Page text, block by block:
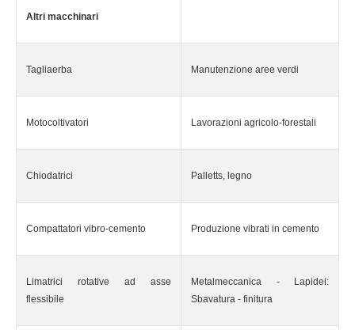
Altri macchinari
Tagliaerba Manutenzione aree verdi
Motocoltivatori Lavorazioni agricolo-forestali
Chiodatrici Palletts, legno
Compattatori vibro-cemento Produzione vibrati in cemento
Limatrici rotative ad asse
flessibile
Metalmeccanica - Lapidei:
Sbavatura - finitura